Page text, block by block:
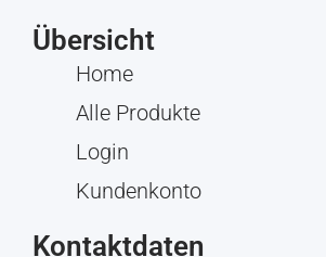
Übersicht
Home
Alle Produkte
Login
Kundenkonto
Kontaktdaten